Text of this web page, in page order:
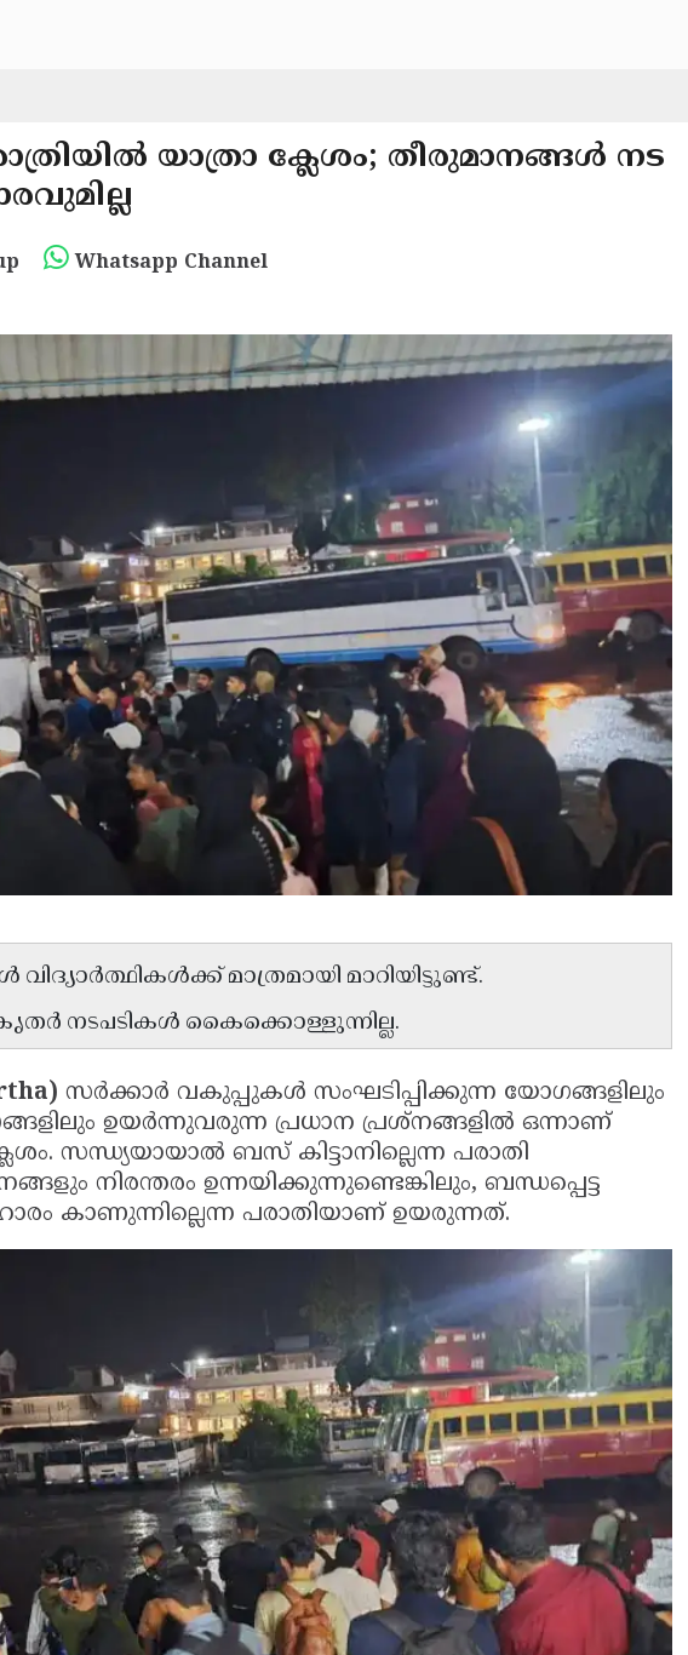
യാത്രാ ക്ലേശം; തീരുമാനങ്ങൾ നട
Whatsapp Channel
മാത്രമായി മാറിയിട്ടുണ്ട്.
നടപടികൾ കൈക്കൊള്ളുന്നില്ല.
സർക്കാർ വകുപ്പുകൾ സംഘടിപ്പിക്കുന്ന യോഗങ്ങളിലും
ഉയർന്നുവരുന്ന പ്രധാന പ്രശ്‌നങ്ങളിൽ ഒന്നാണ്
സന്ധ്യയായാൽ ബസ് കിട്ടാനില്ലെന്ന പരാതി
നിരന്തരം ഉന്നയിക്കുന്നുണ്ടെങ്കിലും, ബന്ധപ്പെട്ട
കാണുന്നില്ലെന്ന പരാതിയാണ് ഉയരുന്നത്.